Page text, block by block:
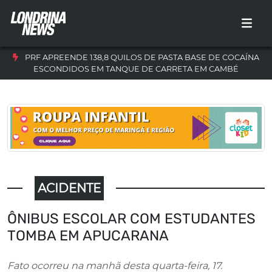
PRF APREENDE 138,8 QUILOS DE PASTA BASE DE COCAÍNA
ESCONDIDOS EM TANQUE DE CARRETA EM CAMBÉ
ACIDENTE
ÔNIBUS ESCOLAR COM ESTUDANTES
TOMBA EM APUCARANA
Fato ocorreu na manhã desta quarta-feira, 17.